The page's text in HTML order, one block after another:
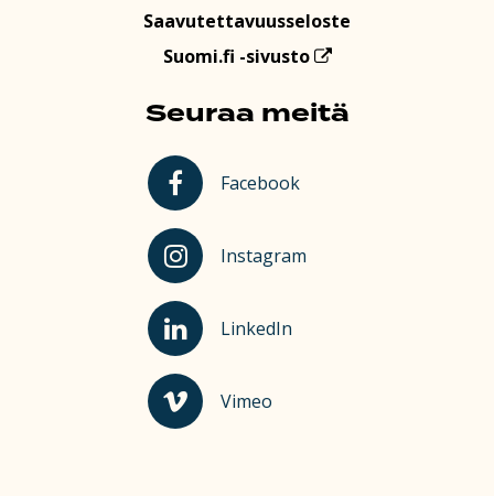
Saavutettavuusseloste
Suomi.fi -sivusto
Seuraa meitä
Kauhajoki Facebookissa
Facebook
Kauhajoki Instagramissa
Instagram
Kauhajoki LinkedInissä
LinkedIn
Kauhajoki Vimeossa
Vimeo